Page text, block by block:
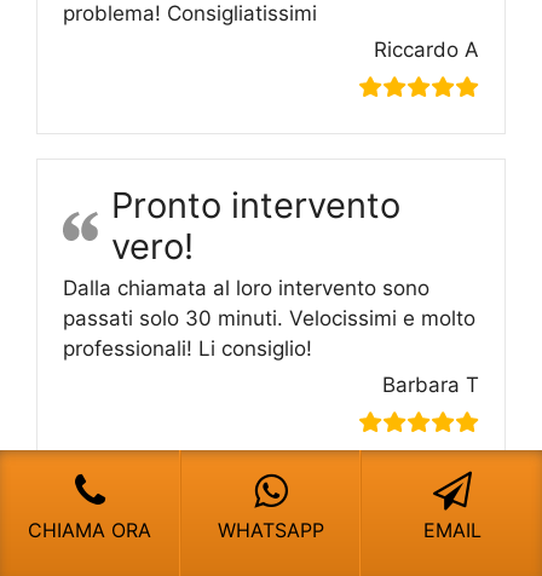
problema! Consigliatissimi
Riccardo A
Pronto intervento
vero!
Dalla chiamata al loro intervento sono
passati solo 30 minuti. Velocissimi e molto
professionali! Li consiglio!
Barbara T
Scaldabagno A Gas Ferroli
CHIAMA ORA WHATSAPP EMAIL